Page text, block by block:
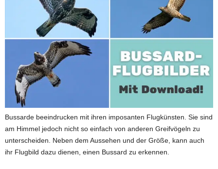
Bussarde beeindrucken mit ihren imposanten Flugkünsten. Sie sind
am Himmel jedoch nicht so einfach von anderen Greifvögeln zu
unterscheiden. Neben dem Aussehen und der Größe, kann auch
ihr Flugbild dazu dienen, einen Bussard zu erkennen.